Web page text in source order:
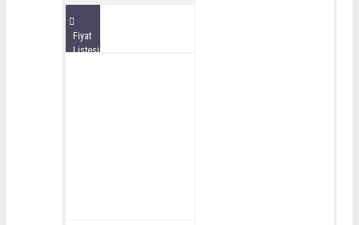
Fiyat
Listesini